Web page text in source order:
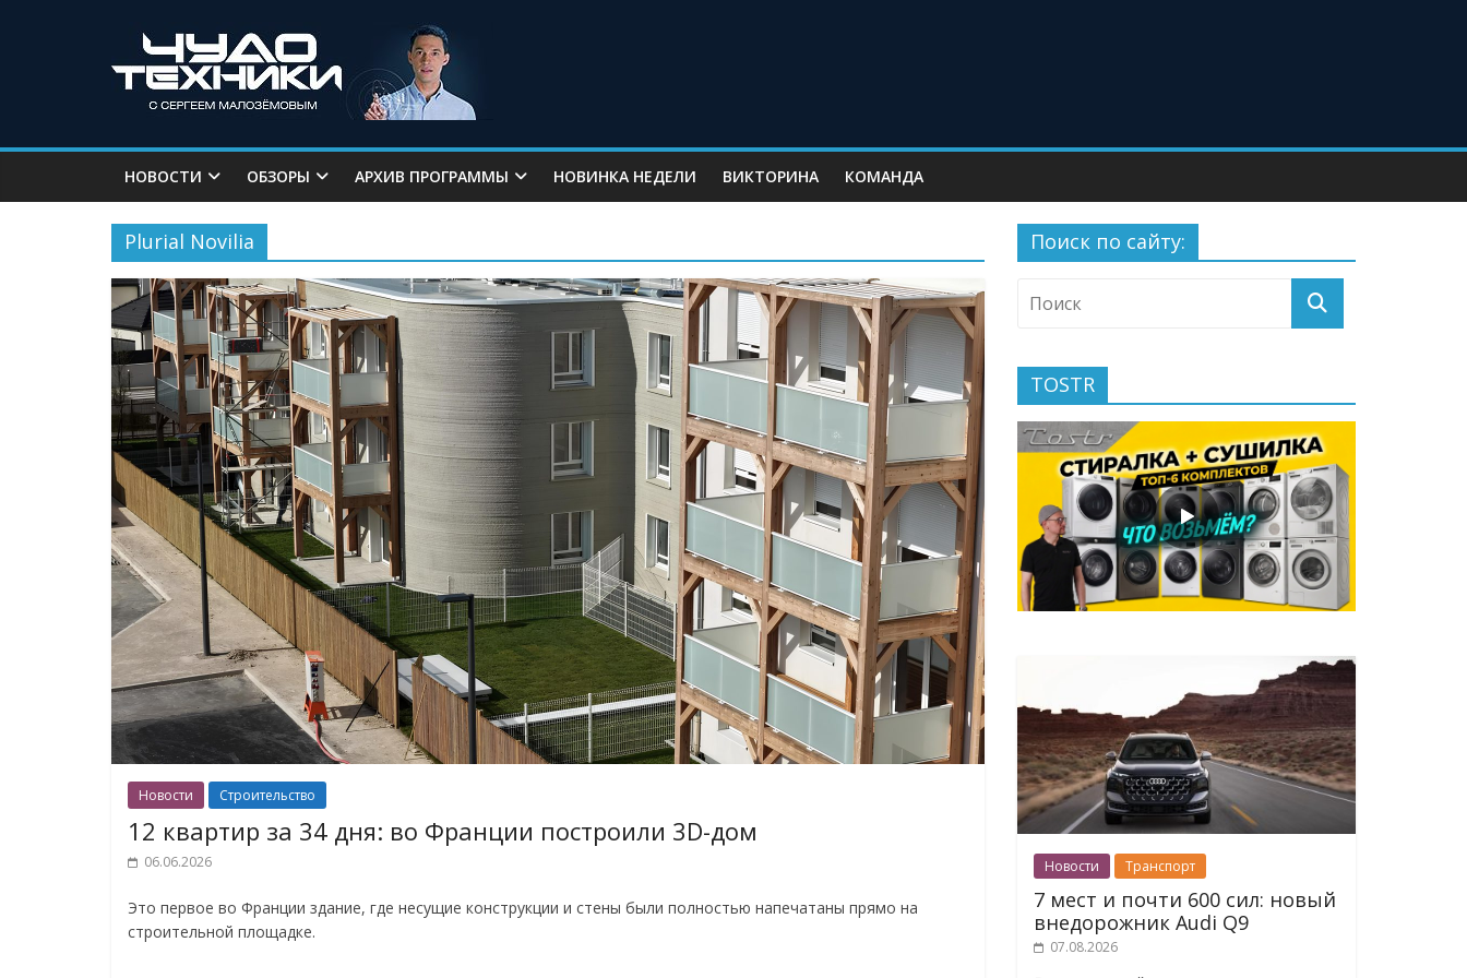
НОВОСТИ ОБЗОРЫ АРХИВ ПРОГРАММЫ НОВИНКА НЕДЕЛИ ВИКТОРИНА КОМАНДА
Plurial Novilia
Новости Строительство
12 квартир за 34 дня: во Франции построили 3D-дом
06.06.2026
Это первое во Франции здание, где несущие конструкции и стены были полностью напечатаны прямо на
строительной площадке.
Поиск по сайту:
TOSTR
Новости Транспорт
7 мест и почти 600 сил: новый
внедорожник Audi Q9
07.08.2026